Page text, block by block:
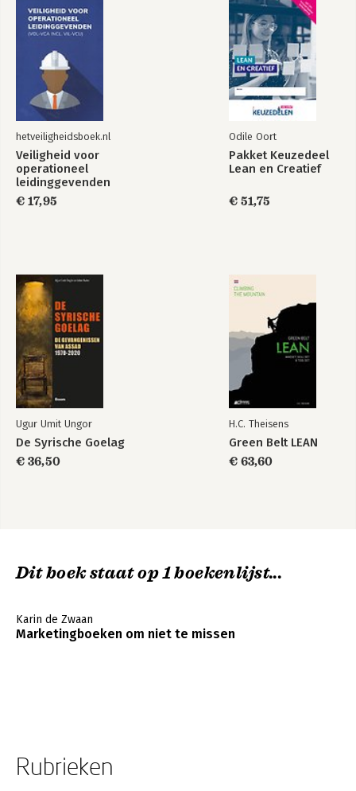
hetveiligheidsboek.nl
Veiligheid voor
operationeel
leidinggevenden
(VOL-VCA)
€ 17,95
Odile Oort
Pakket Keuzedeel
Lean en Creatief
€ 51,75
Ugur Umit Ungor
De Syrische Goelag
€ 36,50
H.C. Theisens
Green Belt LEAN
€ 63,60
Dit boek staat op 1 boekenlijst...
Karin de Zwaan
Marketingboeken om niet te missen
Rubrieken